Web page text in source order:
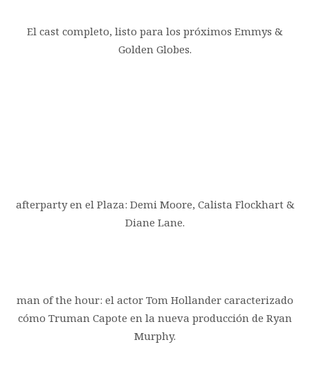
El cast completo, listo para los próximos Emmys &
Golden Globes.
afterparty en el Plaza: Demi Moore, Calista Flockhart &
Diane Lane.
man of the hour: el actor Tom Hollander caracterizado
cómo Truman Capote en la nueva producción de Ryan
Murphy.